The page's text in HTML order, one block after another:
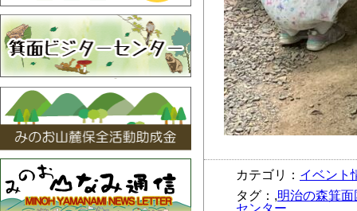
カテゴリ： イベント
タグ：, 明治の森箕
センター